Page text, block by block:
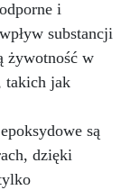
i
substancji
żywotność w
takich jak
są
dzięki